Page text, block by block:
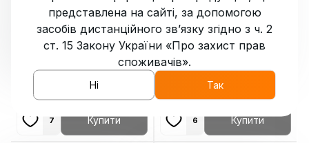
Безнікотинова суміш
Indigo Sunrise (Санрайз)
100 гр
199
7 Купити
Indigo Tackleberry
(Квіткова чорниця) 100
гр
₴199
6 Купити
представлена на сайті, за допомогою
засобів дистанційного зв’язку згідно з ч. 2
ст. 15 Закону України «Про захист прав
споживачів».
Ні Так